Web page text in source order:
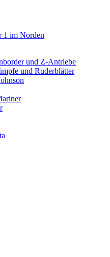
und Z-Antriebe
und Ruderblätter